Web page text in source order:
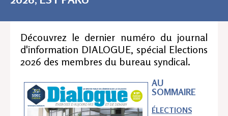
Découvrez le dernier numéro du journal
d'information DIALOGUE, spécial Elections
2026 des membres du bureau syndical.
AU
SOMMAIRE
ÉLECTIONS